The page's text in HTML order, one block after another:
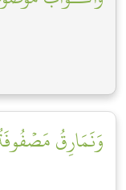
وَنَمَارِقُ مَصۡفُوفَةٞ